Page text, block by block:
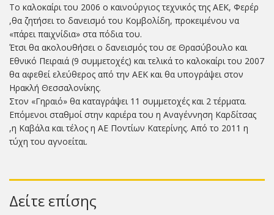
Το καλοκαίρι του 2006 ο καινούργιος τεχνικός της ΑΕΚ, Φερέρ
,θα ζητήσει το δανεισμό του Κομβολίδη, προκειμένου να
«πάρει παιχνίδια» στα πόδια του.
Έτσι θα ακολουθήσει ο δανεισμός του σε Θρασύβουλο και
Εθνικό Πειραιά (9 συμμετοχές) και τελικά το καλοκαίρι του 2007
θα αφεθεί ελεύθερος από την ΑΕΚ και θα υπογράψει στον
Ηρακλή Θεσσαλονίκης.
Στον «Γηραιό» θα καταγράψει 11 συμμετοχές και 2 τέρματα.
Επόμενοι σταθμοί στην καριέρα του η Αναγέννηση Καρδίτσας
,η Καβάλα και τέλος η ΑΕ Ποντίων Κατερίνης. Από το 2011 η
τύχη του αγνοείται.
Δείτε επίσης